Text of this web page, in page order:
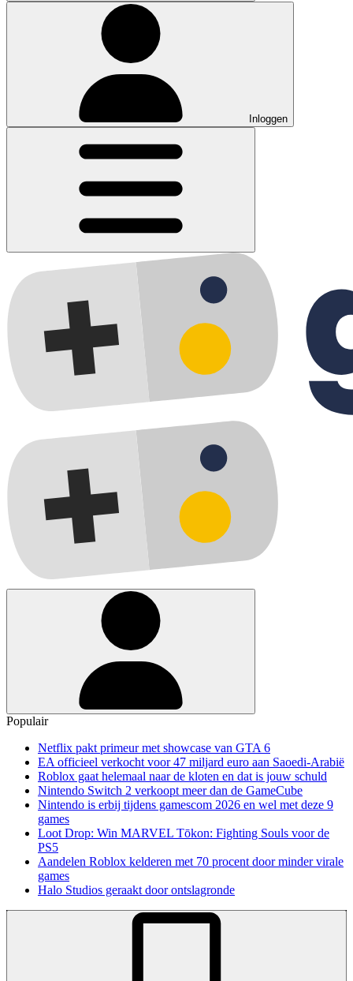
Inloggen
Populair
Netflix pakt primeur met showcase van GTA 6
EA officieel verkocht voor 47 miljard euro aan Saoedi-Arabië
Roblox gaat helemaal naar de kloten en dat is jouw schuld
Nintendo Switch 2 verkoopt meer dan de GameCube
Nintendo is erbij tijdens gamescom 2026 en wel met deze 9
games
Loot Drop: Win MARVEL Tōkon: Fighting Souls voor de
PS5
Aandelen Roblox kelderen met 70 procent door minder virale
games
Halo Studios geraakt door ontslagronde